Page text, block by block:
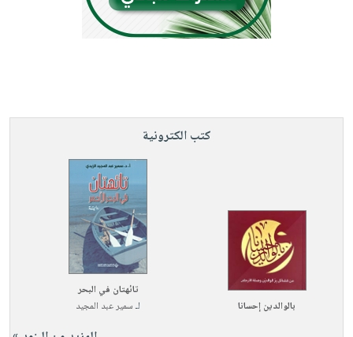
كتب الكترونية
بالوالدين إحسانا
تائهتان في البحر
لـسمير عبد المجيد